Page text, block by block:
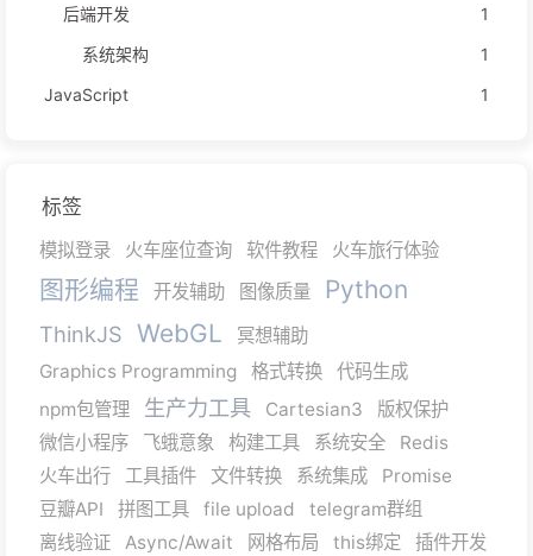
后端开发
1
系统架构
1
JavaScript
1
标签
模拟登录 火车座位查询 软件教程 火车旅行体验
图形编程 开发辅助 图像质量 Python
ThinkJS WebGL
冥想辅助
Graphics Programming
格式转换
代码生成
npm包管理
生产力工具 Cartesian3
版权保护
微信小程序
飞蛾意象 构建工具 系统安全
Redis
火车出行
工具插件 文件转换 系统集成
Promise
豆瓣API
拼图工具 file upload
telegram群组
离线验证
Async/Await 网格布局 this绑定
插件开发